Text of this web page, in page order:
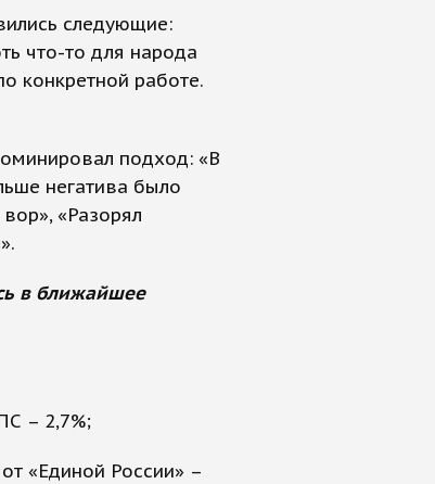
следующие:
что-то для народа
конкретной работе.
подход: «В
негатива было
«Разорял
в ближайшее
– 2,7%;
«Единой России» –